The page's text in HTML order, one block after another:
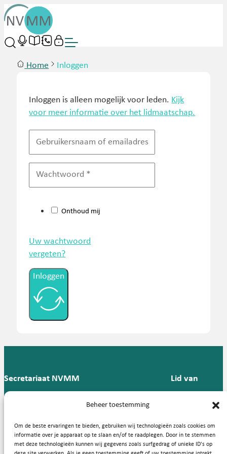
Beheer toestemming
Om de beste ervaringen te bieden, gebruiken wij technologieën zoals cookies om
informatie over je apparaat op te slaan en/of te raadplegen. Door in te stemmen
met deze technologieën kunnen wij gegevens zoals surfgedrag of unieke ID's op
Home Inloggen
Inloggen is alleen mogelijk voor leden. Kijk
voor meer informatie over het lidmaatschap.
Onthoud mij
Uw wachtwoord
vergeten?
Inloggen
Secretariaat NVMM
Groningen
T: 088 -
57
Lid van